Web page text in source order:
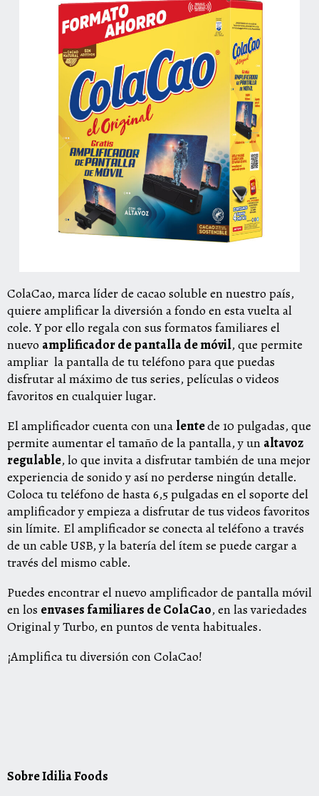
ColaCao, marca líder de cacao soluble en nuestro país,
quiere amplificar la diversión a fondo en esta vuelta al
cole. Y por ello regala con sus formatos familiares el
nuevo amplificador de pantalla de móvil, que permite
ampliar la pantalla de tu teléfono para que puedas
disfrutar al máximo de tus series, películas o videos
favoritos en cualquier lugar.
El amplificador cuenta con una lentede 10 pulgadas, que
permite aumentar el tamaño de la pantalla, y un altavoz
regulable, lo que invita a disfrutar también de una mejor
experiencia de sonido y así no perderse ningún detalle.
Coloca tu teléfono de hasta 6,5 pulgadas en el soporte del
amplificador y empieza a disfrutar de tus videos favoritos
sin límite. El amplificador se conecta al teléfono a través
de un cable USB, y la batería del ítem se puede cargar a
través del mismo cable.
Puedes encontrar el nuevo amplificador de pantalla móvil
en los envases familiares de ColaCao, en las variedades
Original y Turbo, en puntos de venta habituales.
¡Amplifica tu diversión con ColaCao!
Sobre Idilia Foods